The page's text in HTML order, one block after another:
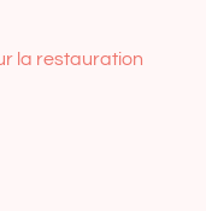
la restauration